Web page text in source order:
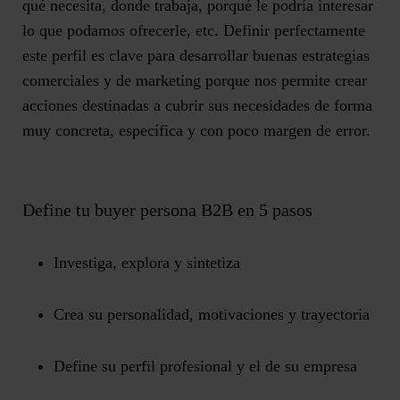
qué necesita, donde trabaja, porqué le podría interesar
lo que podamos ofrecerle, etc. Definir perfectamente
este perfil es clave para desarrollar buenas estrategias
comerciales y de marketing porque nos permite crear
acciones destinadas a cubrir sus necesidades de forma
muy concreta, específica y con poco margen de error.
Define tu buyer persona B2B en 5 pasos
Investiga, explora y sintetiza
Crea su personalidad, motivaciones y trayectoria
Define su perfil profesional y el de su empresa